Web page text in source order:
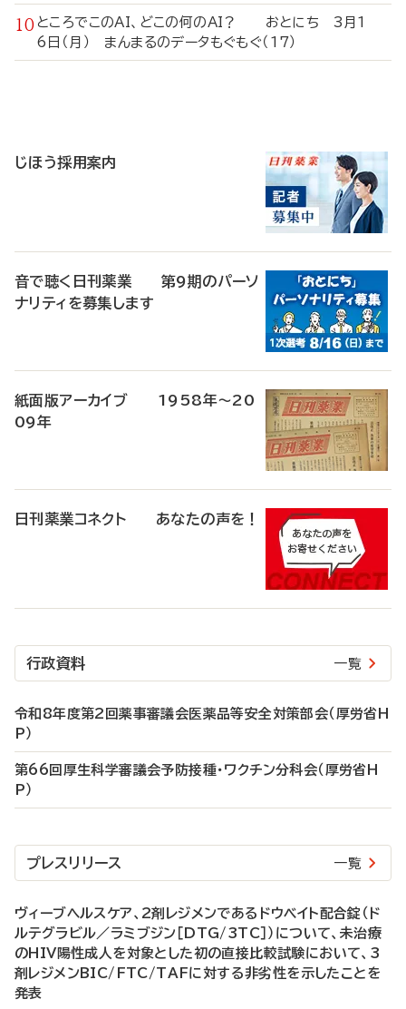
ところでこのAI、どこの何のAI？ おとにち 3月1
6日（月） まんまるのデータもぐもぐ（17）
じほう採用案内
音で聴く日刊薬業 第9期のパーソ
ナリティを募集します
紙面版アーカイブ 1958年～20
09年
日刊薬業コネクト あなたの声を！
行政資料 一覧
令和8年度第2回薬事審議会医薬品等安全対策部会（厚労省H
P）
第66回厚生科学審議会予防接種・ワクチン分科会（厚労省H
P）
プレスリリース 一覧
ヴィーブヘルスケア、2剤レジメンであるドウベイト配合錠（ド
ルテグラビル／ラミブジン［DTG/3TC］）について、未治療
のHIV陽性成人を対象とした初の直接比較試験において、3
剤レジメンBIC/FTC/TAFに対する非劣性を示したことを
発表